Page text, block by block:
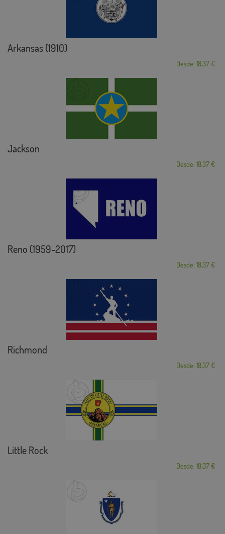
Arkansas (1910)
Desde: 18,37 €
Jackson
Desde: 18,37 €
Reno (1959-2017)
Desde: 18,37 €
Richmond
Desde: 18,37 €
Little Rock
Desde: 18,37 €